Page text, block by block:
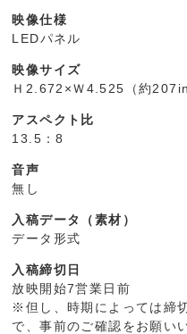
映像仕様
LEDパネル
映像サイズ
Ｈ2.672×Ｗ4.525（約
アスペクト比
13.5：8
音声
無し
入稿データ（素材）
データ形式
入稿締切日
放映開始7営業日前
※但し、時期によっては締
で、事前のご確認をお願い